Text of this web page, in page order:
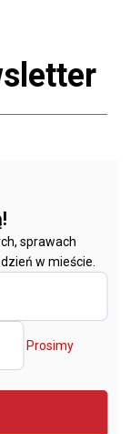
sprawach
w mieście.
Prosimy